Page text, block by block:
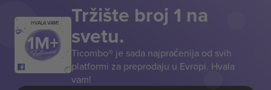
HVALA VAM! Tržište broj 1 na
svetu.
Ticombo® je sada najpraćenija od svih
platformi za preprodaju u Evropi. Hvala
vam!